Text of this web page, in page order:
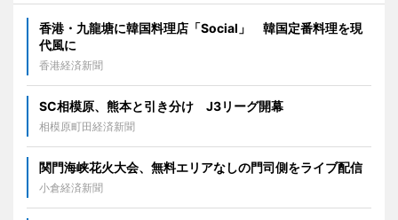
香港・九龍塘に韓国料理店「Social」 韓国定番料理を現
代風に
香港経済新聞
SC相模原、熊本と引き分け J3リーグ開幕
相模原町田経済新聞
関門海峡花火大会、無料エリアなしの門司側をライブ配信
小倉経済新聞